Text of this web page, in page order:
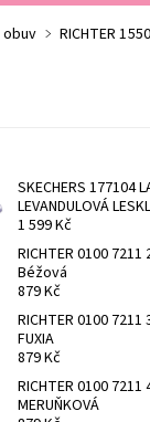
OBCHODNÍ
ŘÁD
RICHTER
SKECHERS 177104
LEVANDULOVÁ
1 599 Kč
RICHTER 0100 7211
Béžová
879 Kč
RICHTER 0100 7211
FUXIA
879 Kč
RICHTER 0100 7211
MERUŇKOVÁ